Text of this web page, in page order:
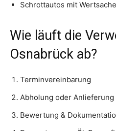
Schrottautos mit
Wie läuft die
Osnabrück ab?
Terminvereinbarung
Abholung oder Anlieferung
Bewertung &